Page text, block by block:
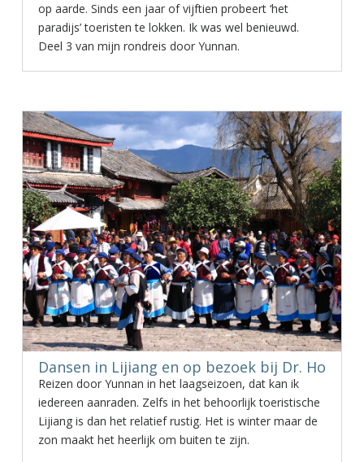
op aarde. Sinds een jaar of vijftien probeert ‘het
paradijs’ toeristen te lokken. Ik was wel benieuwd.
Deel 3 van mijn rondreis door Yunnan.
Dansen in Lijiang en op bezoek bij Dr. Ho
Reizen door Yunnan in het laagseizoen, dat kan ik
iedereen aanraden. Zelfs in het behoorlijk toeristische
Lijiang is dan het relatief rustig. Het is winter maar de
zon maakt het heerlijk om buiten te zijn.